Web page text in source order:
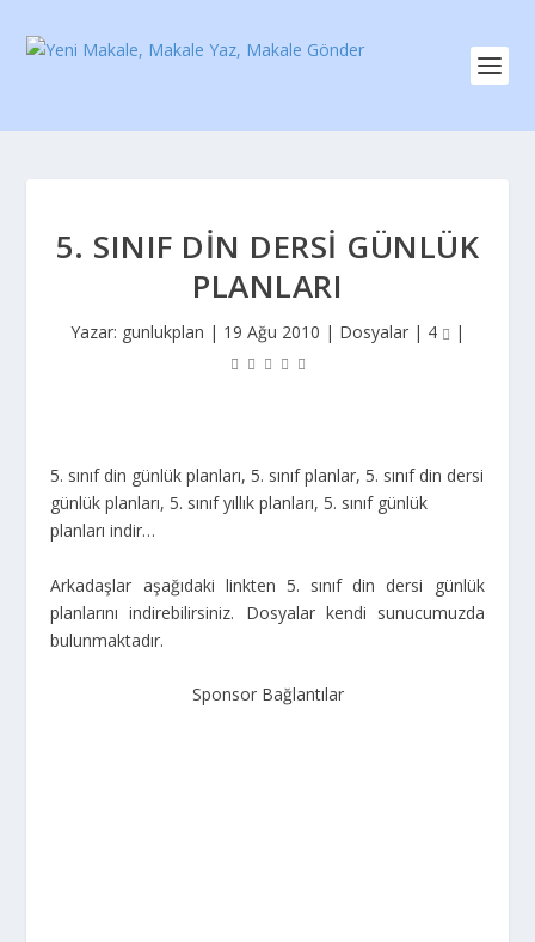
5. SINIF DIN DERSI GÜNLÜK
PLANLARI
Yazar: gunlukplan | 19 Ağu 2010 | Dosyalar | 4 |
5. sınıf din günlük planları, 5. sınıf planlar, 5. sınıf din dersi
günlük planları, 5. sınıf yıllık planları, 5. sınıf günlük
planları indir…
Arkadaşlar aşağıdaki linkten 5. sınıf din dersi günlük
planlarını indirebilirsiniz. Dosyalar kendi sunucumuzda
bulunmaktadır.
Sponsor Bağlantılar